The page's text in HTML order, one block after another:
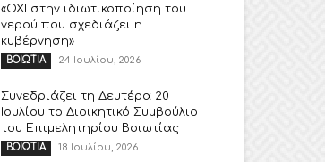
«ΟΧΙ στην ιδιωτικοποίηση του
νερού που σχεδιάζει η
κυβέρνηση»
ΒΟΙΩΤΙΑ 24 Ιουλίου, 2026
Συνεδριάζει τη Δευτέρα 20
Ιουλίου το Διοικητικό Συμβούλιο
του Επιμελητηρίου Βοιωτίας
ΒΟΙΩΤΙΑ 18 Ιουλίου, 2026